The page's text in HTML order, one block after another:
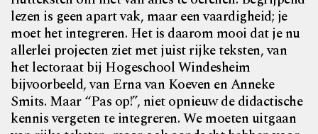
lezen is geen apart vak, maar een vaardigheid; je
moet het integreren. Het is daarom mooi dat je nu
allerlei projecten ziet met juist rijke teksten, van
het lectoraat bij Hogeschool Windesheim
bijvoorbeeld, van Erna van Koeven en Anneke
Smits. Maar “Pas op!”, niet opnieuw de didactische
kennis vergeten te integreren. We moeten uitgaan